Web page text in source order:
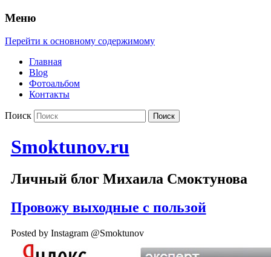
Меню
Перейти к основному содержимому
Главная
Blog
Фотоальбом
Контакты
Поиск
Smoktunov.ru
Личный блог Михаила Смоктунова
Провожу выходные с пользой
Posted by Instagram @Smoktunov